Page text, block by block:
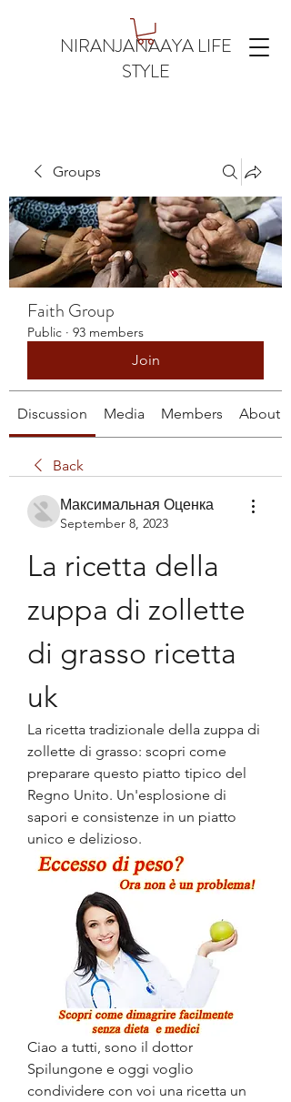
NIRANJANAAYA LIFE
STYLE
Groups
Faith Group
Public · 93 members
Join
Discussion Media Members About
Back
Максимальная Оценка
September 8, 2023
La ricetta della
zuppa di zollette
di grasso ricetta
uk
La ricetta tradizionale della zuppa di
zollette di grasso: scopri come
preparare questo piatto tipico del
Regno Unito. Un'esplosione di
sapori e consistenze in un piatto
unico e delizioso.
Ciao a tutti, sono il dottor
Spilungone e oggi voglio
condividere con voi una ricetta un